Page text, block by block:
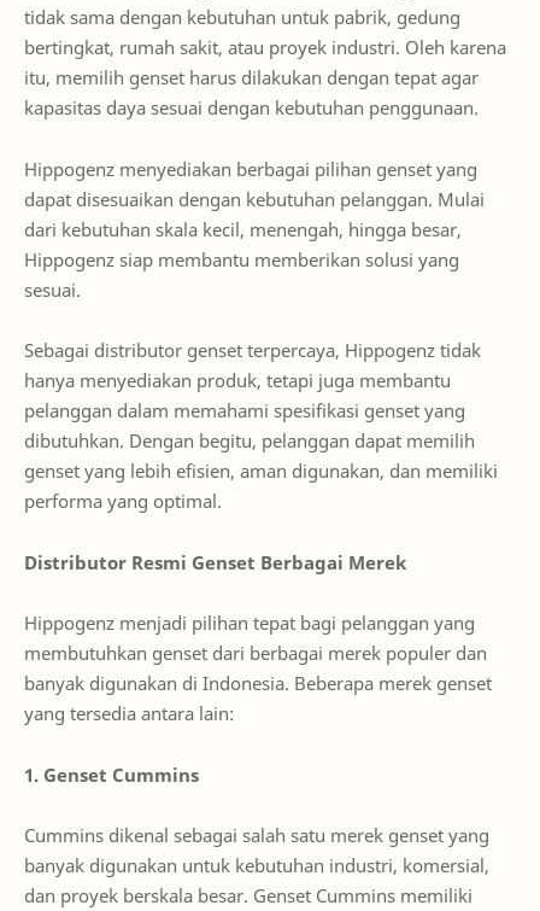
tidak sama dengan kebutuhan untuk pabrik, gedung
bertingkat, rumah sakit, atau proyek industri. Oleh karena
itu, memilih genset harus dilakukan dengan tepat agar
kapasitas daya sesuai dengan kebutuhan penggunaan.
Hippogenz menyediakan berbagai pilihan genset yang
dapat disesuaikan dengan kebutuhan pelanggan. Mulai
dari kebutuhan skala kecil, menengah, hingga besar,
Hippogenz siap membantu memberikan solusi yang
sesuai.
Sebagai distributor genset terpercaya, Hippogenz tidak
hanya menyediakan produk, tetapi juga membantu
pelanggan dalam memahami spesifikasi genset yang
dibutuhkan. Dengan begitu, pelanggan dapat memilih
genset yang lebih efisien, aman digunakan, dan memiliki
performa yang optimal.
Distributor Resmi Genset Berbagai Merek
Hippogenz menjadi pilihan tepat bagi pelanggan yang
membutuhkan genset dari berbagai merek populer dan
banyak digunakan di Indonesia. Beberapa merek genset
yang tersedia antara lain:
1. Genset Cummins
Cummins dikenal sebagai salah satu merek genset yang
banyak digunakan untuk kebutuhan industri, komersial,
dan proyek berskala besar. Genset Cummins memiliki